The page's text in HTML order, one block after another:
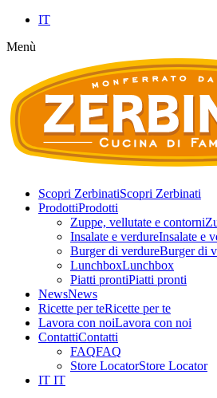
IT
Menù
Scopri ZerbinatiScopri Zerbinati
ProdottiProdotti
Zuppe, vellutate e contorni
Insalate e verdureInsalate e
Burger di verdureBurger di
LunchboxLunchbox
Piatti prontiPiatti pronti
NewsNews
Ricette per teRicette per te
Lavora con noiLavora con noi
ContattiContatti
FAQFAQ
Store LocatorStore Locator
IT IT